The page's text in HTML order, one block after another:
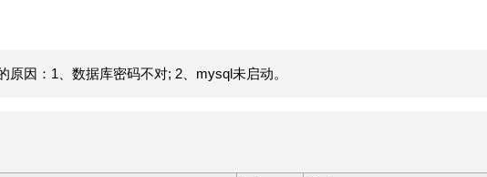
因：1、数据库密码不对; 2、mysql未启动。